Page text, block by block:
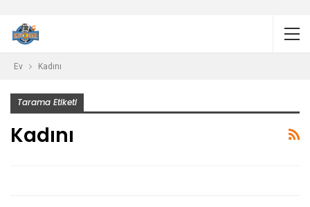
Ev Kadını
Tarama Etiketi
Kadını